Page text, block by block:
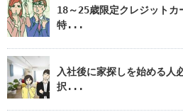
18～25歳限定クレジットカ
特...
入社後に家探しを始める人
択...